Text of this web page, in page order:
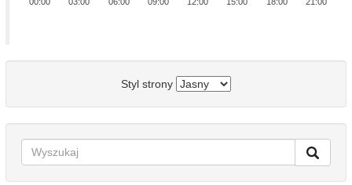
Styl strony